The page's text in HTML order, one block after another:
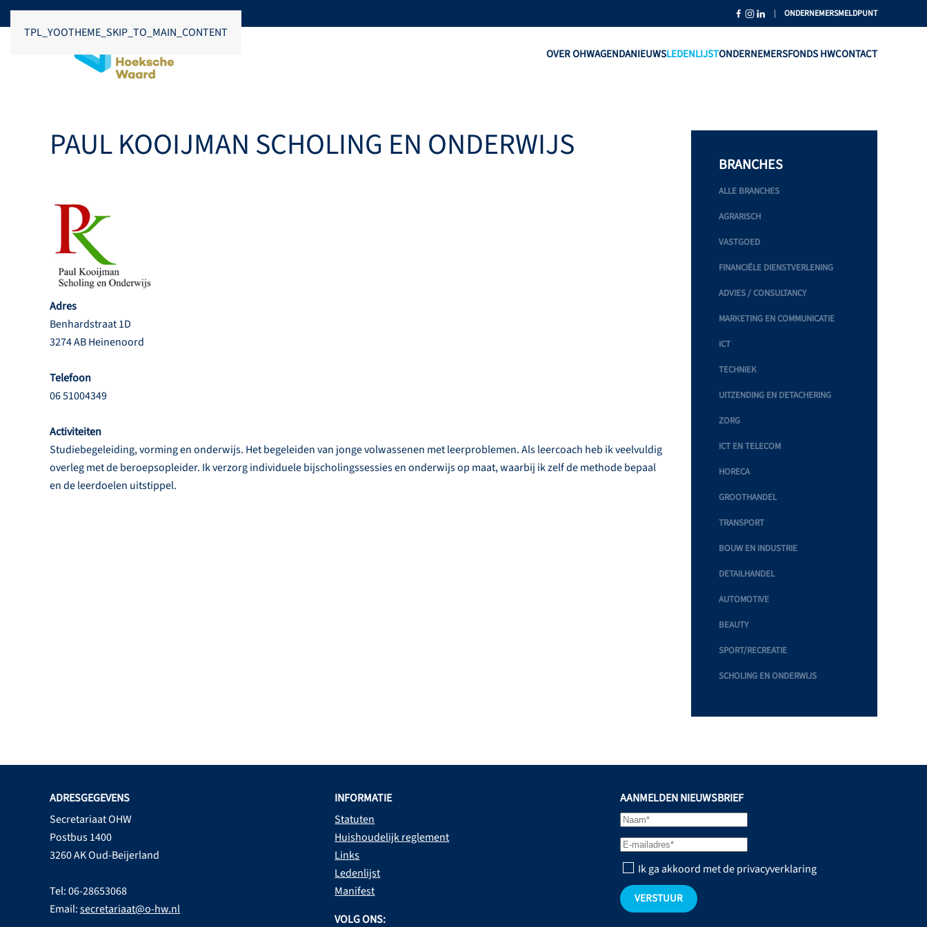
TPL_YOOTHEME_SKIP_TO_MAIN_CONTENT
| ONDERNEMERSMELDPUNT
OVER OHWAGENDANIEUWSLEDENLIJSTONDERNEMERSFONDS HWCONTACT
PAUL KOOIJMAN SCHOLING EN ONDERWIJS
Adres
Benhardstraat 1D
3274 AB Heinenoord
Telefoon
06 51004349
Activiteiten
Studiebegeleiding, vorming en onderwijs. Het begeleiden van jonge volwassenen met leerproblemen. Als leercoach heb ik veelvuldig
overleg met de beroepsopleider. Ik verzorg individuele bijscholingssessies en onderwijs op maat, waarbij ik zelf de methode bepaal
en de leerdoelen uitstippel.
BRANCHES
ALLE BRANCHES
AGRARISCH
VASTGOED
FINANCIËLE DIENSTVERLENING
ADVIES / CONSULTANCY
MARKETING EN COMMUNICATIE
ICT
TECHNIEK
UITZENDING EN DETACHERING
ZORG
ICT EN TELECOM
HORECA
GROOTHANDEL
TRANSPORT
BOUW EN INDUSTRIE
DETAILHANDEL
AUTOMOTIVE
BEAUTY
SPORT/RECREATIE
SCHOLING EN ONDERWIJS
ADRESGEGEVENS
Secretariaat OHW
Postbus 1400
3260 AK Oud-Beijerland
Tel: 06-28653068
Email:secretariaat@o-hw.nl
INFORMATIE
Statuten
Huishoudelijk reglement
Links
Ledenlijst
Manifest
VOLG ONS:
AANMELDEN NIEUWSBRIEF
Ik ga akkoord met de privacyverklaring
VERSTUUR